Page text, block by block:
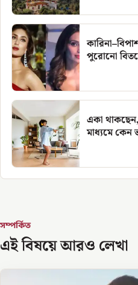
পুরোনো
একা
মাধ্যমে কেন
সম্পর্কিত
এই বিষয়ে আরও লেখা